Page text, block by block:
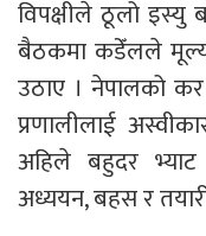
विपक्षीले ठूलो इस्यु
बैठकमा कडेँलले मूल्य
उठाए । नेपालको
प्रणालीलाई
अहिले बहुदर भ्याट
अध्ययन, बहस र